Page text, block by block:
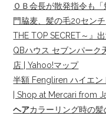
ＯＢ会長が散発指令も「
門脇麦、髪の毛20センチ
THE TOP SECRET～』
QBハウス セブンパー
店 | Yahoo!マップ
半額 Fengliren ハイエ
| Shop at Mercari from
ヘアカラーリング時の